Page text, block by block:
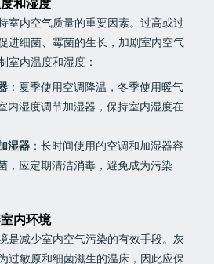
和湿度
室内空气质量的重要因素。过高或过
进细菌、霉菌的生长，加剧室内空气
室内温度和湿度：
：夏季使用空调降温，冬季使用暖气
内湿度调节加湿器，保持室内湿度在
湿器 ：长时间使用的空调和加湿器容
，应定期清洁消毒，避免成为污染
内环境
是减少室内空气污染的有效手段。灰
过敏原和细菌滋生的温床，因此应保